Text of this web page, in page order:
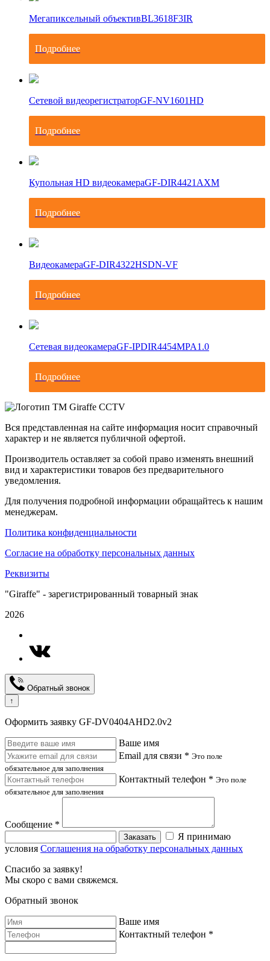
Мегапиксельный объективBL3618F3IR
Подробнее
Сетевой видеорегистраторGF-NV1601HD
Подробнее
Купольная HD видеокамераGF-DIR4421AXM
Подробнее
ВидеокамераGF-DIR4322HSDN-VF
Подробнее
Сетевая видеокамераGF-IPDIR4454MPA1.0
Подробнее
Вся представленная на сайте информация носит справочный
характер и не является публичной офертой.
Производитель оставляет за собой право изменять внешний
вид и характеристики товаров без предварительного
уведомления.
Для получения подробной информации обращайтесь к нашим
менеджерам.
Политика конфиденциальности
Согласие на обработку персональных данных
Реквизиты
"Giraffe" - зарегистрированный товарный знак
2026
Обратный звонок
↑
Оформить заявку GF-DV0404AHD2.0v2
Ваше имя
Email для связи * Это поле
обязательное для заполнения
Контактный телефон * Это поле
обязательное для заполнения
Сообщение *
Заказать
Я принимаю
условия Соглашения на обработку персональных данных
Спасибо за заявку!
Мы скоро с вами свяжемся.
Обратный звонок
Ваше имя
Контактный телефон *